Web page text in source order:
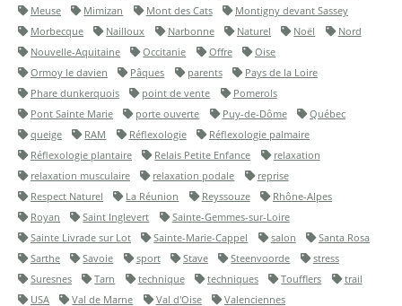
Meuse
Mimizan Mont des Cats
Montigny devant Sassey
Morbecque
Nailloux Narbonne Naturel Noël
Nord
Nouvelle-Aquitaine
Occitanie Offre
Oise
Ormoy le davien
Pâques parents
Pays de la Loire
Phare dunkerquois
point de vente
Pomerols
Pont Sainte Marie
porte ouverte Puy-de-Dôme
Québec
queige
RAM Réflexologie
Réflexologie palmaire
Réflexologie plantaire
Relais Petite Enfance
relaxation
relaxation musculaire
relaxation podale
reprise
Respect Naturel
La Réunion Reyssouze
Rhône-Alpes
Royan
Saint Inglevert
Sainte-Gemmes-sur-Loire
Sainte Livrade sur Lot
Sainte-Marie-Cappel salon
Santa Rosa
Sarthe
Savoie sport Stave Steenvoorde
stress
Suresnes
Tarn technique techniques Toufflers
trail
USA
Val de Marne Val d'Oise
Valenciennes